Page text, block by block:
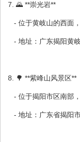
7. 🌄 **崇光岩**
- 位于黄岐山的西面
- 地址：广东揭阳黄岐
8. 🌳 **紫峰山风景区**
- 位于揭阳市区南部
- 地址：广东省揭阳市